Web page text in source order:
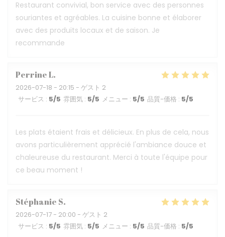
Restaurant convivial, bon service avec des personnes
souriantes et agréables. La cuisine bonne et élaborer
avec des produits locaux et de saison. Je
recommande
PerrineL
2026-07-18 - 20:15 - ゲスト 2
サービス : 5/5 雰囲気 : 5/5 メニュー : 5/5 品質-価格 : 5/5
Les plats étaient frais et délicieux. En plus de cela, nous
avons particulièrement apprécié l'ambiance douce et
chaleureuse du restaurant. Merci à toute l'équipe pour
ce beau moment !
Stéphanie S
2026-07-17 - 20:00 - ゲスト 2
サービス : 5/5 雰囲気 : 5/5 メニュー : 5/5 品質-価格 : 5/5